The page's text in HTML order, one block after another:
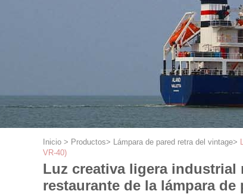
Inicio > Productos> Lámpara de pared retra del vintage>
VR-40)
Luz creativa ligera industrial
restaurante de la lámpara de